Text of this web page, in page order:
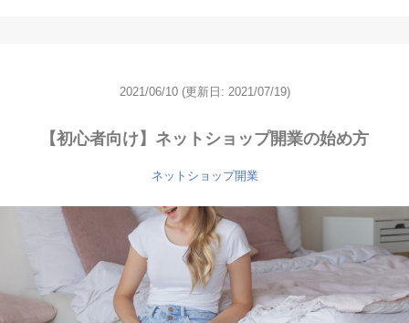
2021/06/10 (更新日: 2021/07/19)
【初心者向け】ネットショップ開業の始め方
ネットショップ開業